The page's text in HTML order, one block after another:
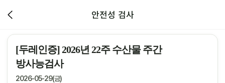
안전성 검사
[두레인증] 2026년 22주 수산물 주간
방사능검사
2026-05-29(금)